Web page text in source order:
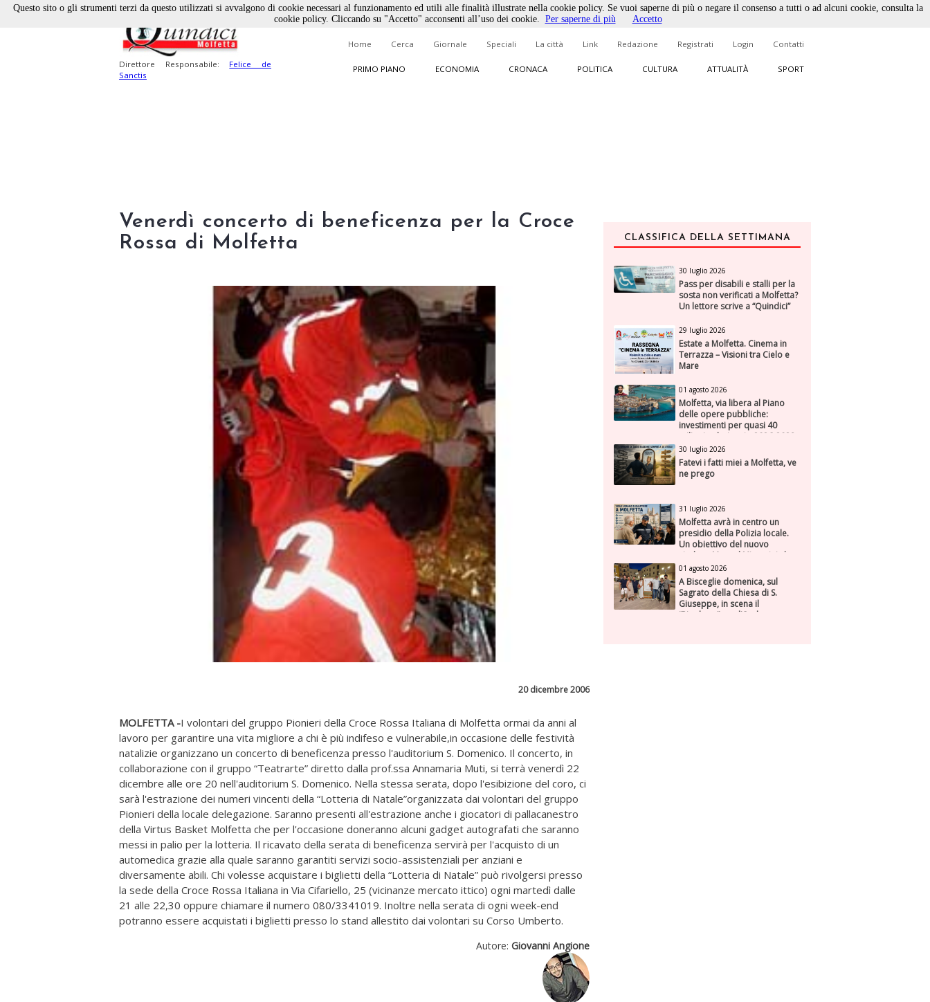
Direttore Responsabile: Felice de
Sanctis
Home Cerca Giornale Speciali La città Link Redazione Registrati Login Contatti
PRIMO PIANO ECONOMIA CRONACA POLITICA CULTURA ATTUALITÀ SPORT
Venerdì concerto di beneficenza per la Croce
Rossa di Molfetta
20 dicembre 2006
MOLFETTA -I volontari del gruppo Pionieri della Croce Rossa Italiana di Molfetta ormai da anni al
lavoro per garantire una vita migliore a chi è più indifeso e vulnerabile,in occasione delle festività
natalizie organizzano un concerto di beneficenza presso l'auditorium S. Domenico. Il concerto, in
collaborazione con il gruppo “Teatrarte” diretto dalla prof.ssa Annamaria Muti, si terrà venerdì 22
dicembre alle ore 20 nell'auditorium S. Domenico. Nella stessa serata, dopo l'esibizione del coro, ci
sarà l'estrazione dei numeri vincenti della “Lotteria di Natale”organizzata dai volontari del gruppo
Pionieri della locale delegazione. Saranno presenti all'estrazione anche i giocatori di pallacanestro
della Virtus Basket Molfetta che per l'occasione doneranno alcuni gadget autografati che saranno
messi in palio per la lotteria. Il ricavato della serata di beneficenza servirà per l'acquisto di un
automedica grazie alla quale saranno garantiti servizi socio-assistenziali per anziani e
diversamente abili. Chi volesse acquistare i biglietti della “Lotteria di Natale” può rivolgersi presso
la sede della Croce Rossa Italiana in Via Cifariello, 25 (vicinanze mercato ittico) ogni martedì dalle
21 alle 22,30 oppure chiamare il numero 080/3341019. Inoltre nella serata di ogni week-end
potranno essere acquistati i biglietti presso lo stand allestito dai volontari su Corso Umberto.
Autore: Giovanni Angione
CLASSIFICA DELLA SETTIMANA
30 luglio 2026
Pass per disabili e stalli per la
sosta non verificati a Molfetta?
Un lettore scrive a “Quindici”
29 luglio 2026
Estate a Molfetta. Cinema in
Terrazza – Visioni tra Cielo e
Mare
01 agosto 2026
Molfetta, via libera al Piano
delle opere pubbliche:
investimenti per quasi 40
milioni nel triennio 2026-2028
30 luglio 2026
Fatevi i fatti miei a Molfetta, ve
ne prego
31 luglio 2026
Molfetta avrà in centro un
presidio della Polizia locale.
Un obiettivo del nuovo
sindaco Manuel Minervini che
diviene realtà, con la speranza
di maggiore efficienza e
presenza sul territorio
01 agosto 2026
A Bisceglie domenica, sul
Sagrato della Chiesa di S.
Giuseppe, in scena il
“Rigoletto” con l’Orchestra
Questo sito o gli strumenti terzi da questo utilizzati si avvalgono di cookie necessari al funzionamento ed utili alle finalità illustrate nella cookie policy. Se vuoi saperne di più o negare il consenso a tutti o ad alcuni cookie, consulta la
cookie policy. Cliccando su "Accetto" acconsenti all’uso dei cookie. Per saperne di più Accetto